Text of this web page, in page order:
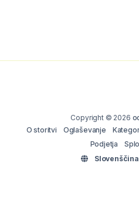
Copyright © 2026
O storitvi
Oglaševanje
Podjetja
Slovenščina